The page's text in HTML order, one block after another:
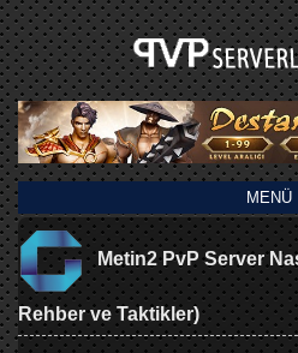
MENÜ
Metin2 PvP Server
Rehber ve Taktikler)